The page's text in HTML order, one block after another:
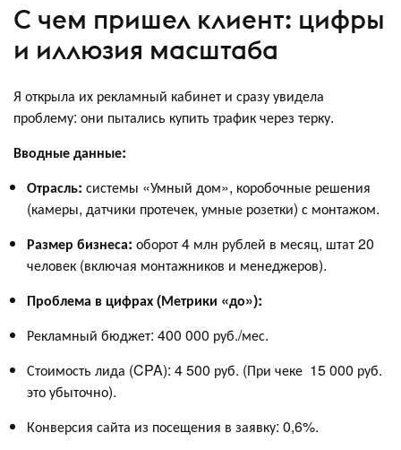
С чем пришел клиент: цифры
и иллюзия масштаба
Я открыла их рекламный кабинет и сразу увидела
проблему: они пытались купить трафик через терку.
Вводные данные:
Отрасль: системы «Умный дом», коробочные решения
(камеры, датчики протечек, умные розетки) с монтажом.
Размер бизнеса: оборот 4 млн рублей в месяц, штат 20
человек (включая монтажников и менеджеров).
Проблема в цифрах (Метрики «до»):
Рекламный бюджет: 400 000 руб./мес.
Стоимость лида (CPA): 4 500 руб. (При чеке 15 000 руб.
это убыточно).
Конверсия сайта из посещения в заявку: 0,6%.